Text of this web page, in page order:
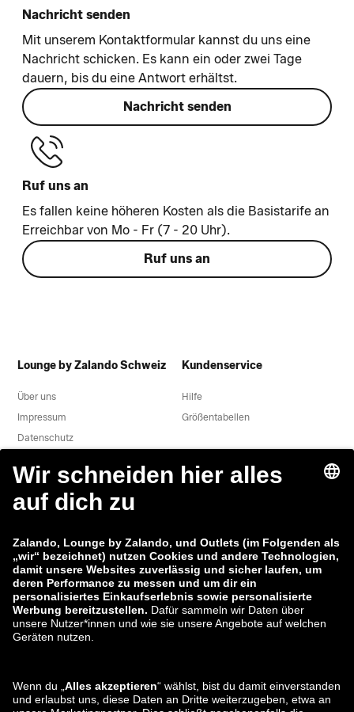
Nachricht senden
Mit unserem Kontaktformular kannst du uns eine
Nachricht schicken. Es kann ein oder zwei Tage
dauern, bis du eine Antwort erhältst.
Nachricht senden
Ruf uns an
Es fallen keine höheren Kosten als die Basistarife an
Erreichbar von Mo - Fr (7 - 20 Uhr).
Ruf uns an
Lounge by Zalando Schweiz
Über uns
Impressum
Datenschutz
AGB
Widerruf
Sicherheitslücke melden
Produktsicherheit
Kundenservice
Hilfe
Größentabellen
Zalando-Gruppe
Zalando
Zahlungsmethoden